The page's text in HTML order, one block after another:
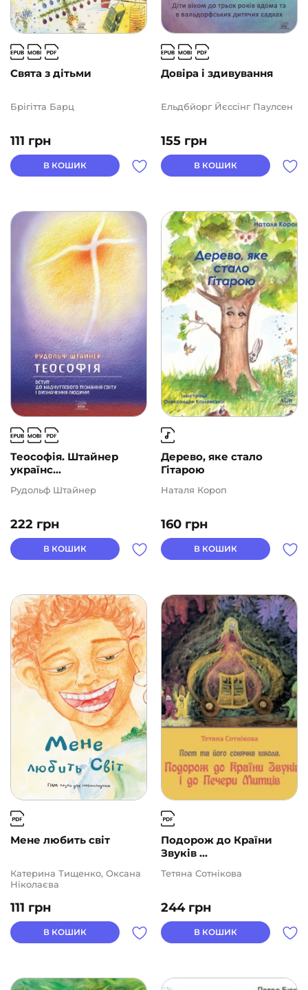
Свята з дітьми
111 грн
Брігітта Барц
В КОШИК
Довіра і здивування
155 грн
Ельдбйорг Йєссінг Паулсен
В КОШИК
Теософія. Штайнер
українс...
222 грн
Рудольф Штайнер
В КОШИК
Дерево, яке стало
Гітарою
160 грн
Наталя Короп
В КОШИК
Мене любить світ
111 грн
Катерина Тищенко, Оксана
Ніколаєва
В КОШИК
Подорож до Країни
Звуків ...
244 грн
Тетяна Сотнікова
В КОШИК